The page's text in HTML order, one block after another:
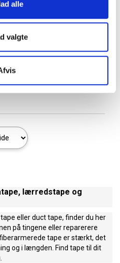
alle
valgte
og
1
lærredstape og
eller duct tape, finder du her
på tingene eller reparerere
tape er stærkt, det
og i længden. Find tape til dit